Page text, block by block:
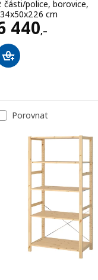
části/police, borovice,
cm
440,–
6440,–
Porovnat